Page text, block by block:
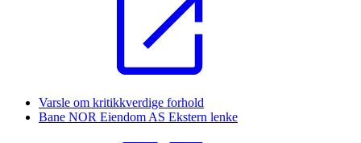
Varsle om kritikkverdige forhold
Bane NOR Eiendom AS Ekstern lenke